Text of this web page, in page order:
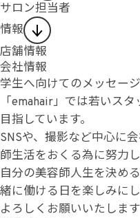
サロン担当者
情報
店舗情報
会社情報
学生へ向けてのメッセージ
「emahair」では若いス
目指しています。
SNSや、撮影など中心に
師生活をおくる為に努力し
自分の美容師人生を決め
緒に働ける日を楽しみに
よろしくお願いいたします